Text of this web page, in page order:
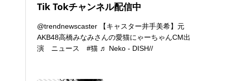
Tik Tokチャンネル配信中
@trendnewscaster 【キャスター井手美希】元
AKB48高橋みなみさんの愛猫にゃーちゃんCM出
演 ニュース#猫 ♬ Neko - DISH//